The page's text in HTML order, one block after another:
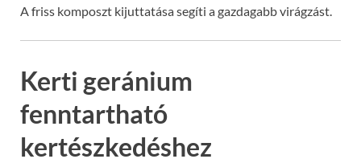
A friss komposzt kijuttatása segíti a gazdagabb virágzást.
Kerti geránium
fenntartható
kertészkedéshez